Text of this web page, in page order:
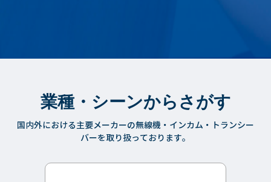
業種・シーンからさがす
国内外における主要メーカーの無線機・インカム・トランシー
バーを取り扱っております。